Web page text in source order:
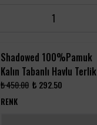
Shadowed 100%Pamuk
Kalın Tabanlı Havlu Terlik
₺ 450.00 ₺ 292.50
RENK